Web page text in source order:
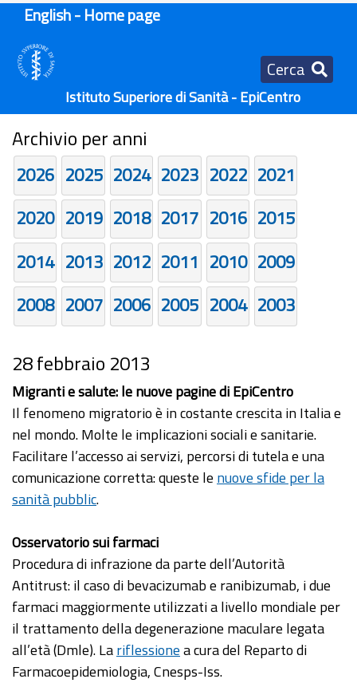
English - Home page
Cerca
Istituto Superiore di Sanità - EpiCentro
Archivio per anni
2026 2025 2024 2023 2022 2021
2020 2019 2018 2017 2016 2015
2014 2013 2012 2011 2010 2009
2008 2007 2006 2005 2004 2003
28 febbraio 2013
Migranti e salute: le nuove pagine di EpiCentro
Il fenomeno migratorio è in costante crescita in Italia e
nel mondo. Molte le implicazioni sociali e sanitarie.
Facilitare l’accesso ai servizi, percorsi di tutela e una
comunicazione corretta: queste le nuove sfide per la
sanità pubblic.
Osservatorio sui farmaci
Procedura di infrazione da parte dell’Autorità
Antitrust: il caso di bevacizumab e ranibizumab, i due
farmaci maggiormente utilizzati a livello mondiale per
il trattamento della degenerazione maculare legata
all’età (Dmle). Lariflessionea cura del Reparto di
Farmacoepidemiologia, Cnesps-Iss.